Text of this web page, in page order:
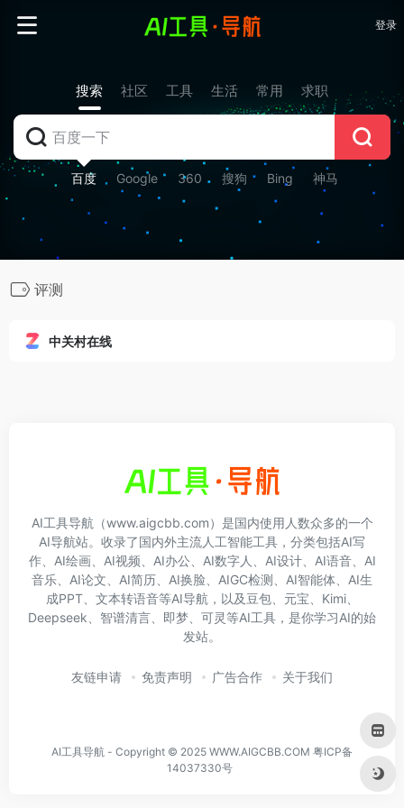
登录
搜索 社区 工具 生活 常用 求职
百度 Google 360 搜狗 Bing 神马
评测
中关村在线
AI工具导航（www.aigcbb.com）是国内使用人数众多的一个
AI导航站。收录了国内外主流人工智能工具，分类包括AI写
作、AI绘画、AI视频、AI办公、AI数字人、AI设计、AI语音、AI
音乐、AI论文、AI简历、AI换脸、AIGC检测、AI智能体、AI生
成PPT、文本转语音等AI导航，以及豆包、元宝、Kimi、
Deepseek、智谱清言、即梦、可灵等AI工具，是你学习AI的始
发站。
友链申请 免责声明 广告合作 关于我们
AI工具导航 - Copyright © 2025 WWW.AIGCBB.COM 粤ICP备
14037330号